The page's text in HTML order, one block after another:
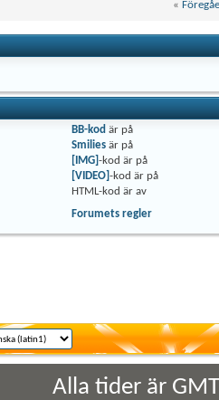
«
BB-kod är på
Smilies är på
[IMG] -kod är på
[VIDEO] -kod är på
HTML-kod är av
Forumets regler
Alla tider är